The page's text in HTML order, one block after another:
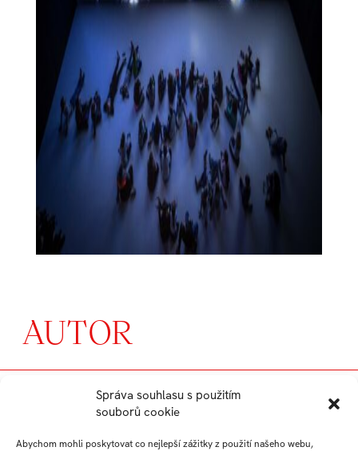
Správa souhlasu s použitím
souborů cookie
Abychom mohli poskytovat co nejlepší zážitky z použití našeho webu,
AUTOR
JANA